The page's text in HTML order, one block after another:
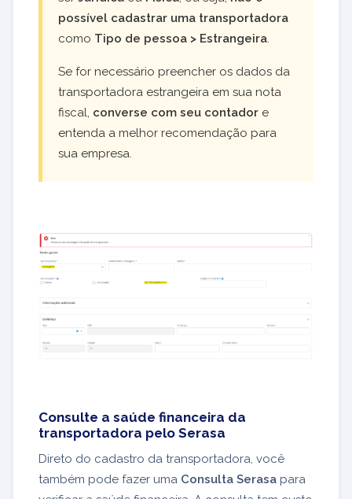
possível cadastrar uma transportadora
como Tipo de pessoa > Estrangeira.
Se for necessário preencher os dados da
transportadora estrangeira em sua nota
fiscal, converse com seu contador e
entenda a melhor recomendação para
sua empresa.
Consulte a saúde financeira da
transportadora pelo Serasa
Direto do cadastro da transportadora, você
também pode fazer uma Consulta Serasa para